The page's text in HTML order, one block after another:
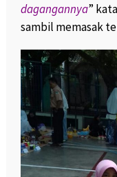
dagangannya”
sambil memasak